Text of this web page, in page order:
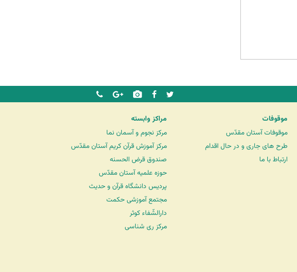
موقوفات
موقوفات آستان مقدّس
طرح های جاری و در حال اقدام
ارتباط با ما
مراکز وابسته
مرکز نجوم و آسمان نما
مرکز آموزش قرآن کریم آستان مقدّس
صندوق قرض الحسنه
حوزه علمیه آستان مقدّس
پردیس دانشگاه قرآن و حدیث
مجتمع آموزشی حکمت
دارالشّفاء کوثر
مرکز ری شناسی